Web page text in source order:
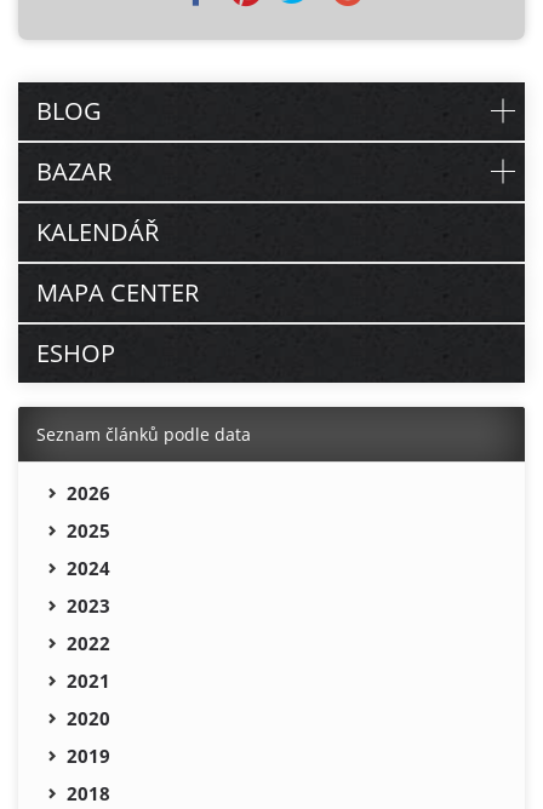
BLOG
BAZAR
KALENDÁŘ
MAPA CENTER
ESHOP
Seznam článků podle data
2026
2025
2024
2023
2022
2021
2020
2019
2018